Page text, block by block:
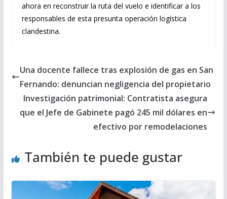
ahora en reconstruir la ruta del vuelo e identificar a los
responsables de esta presunta operación logística
clandestina.
Una docente fallece tras explosión de gas en San
Fernando: denuncian negligencia del propietario
Investigación patrimonial: Contratista asegura
que el Jefe de Gabinete pagó 245 mil dólares en
efectivo por remodelaciones
También te puede gustar